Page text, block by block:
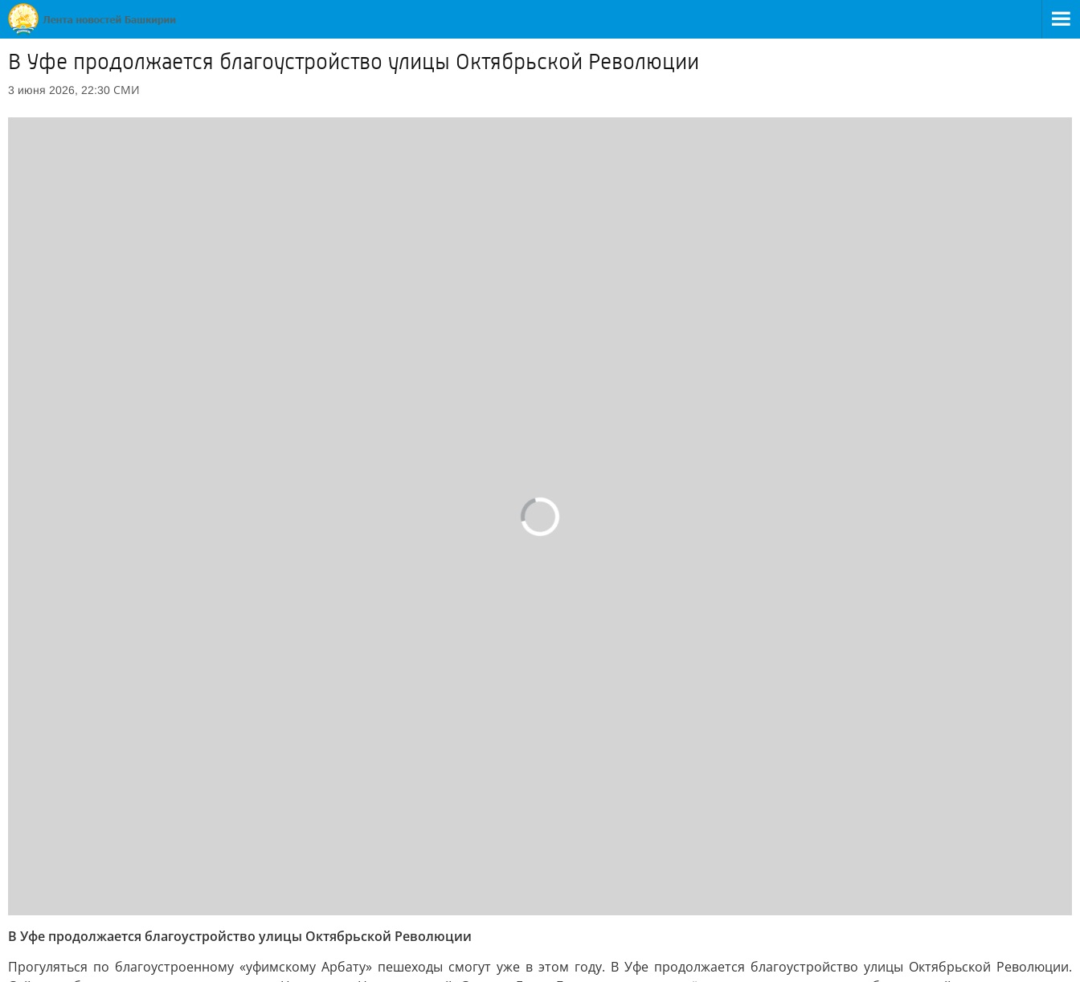
В Уфе продолжается благоустройство улицы Октябрьской Революции
3 июня 2026, 22:30 СМИ
В Уфе продолжается благоустройство улицы Октябрьской Революции
Прогуляться по благоустроенному «уфимскому Арбату» пешеходы смогут уже в этом году. В Уфе продолжается благоустройство улицы Октябрьской Революции.